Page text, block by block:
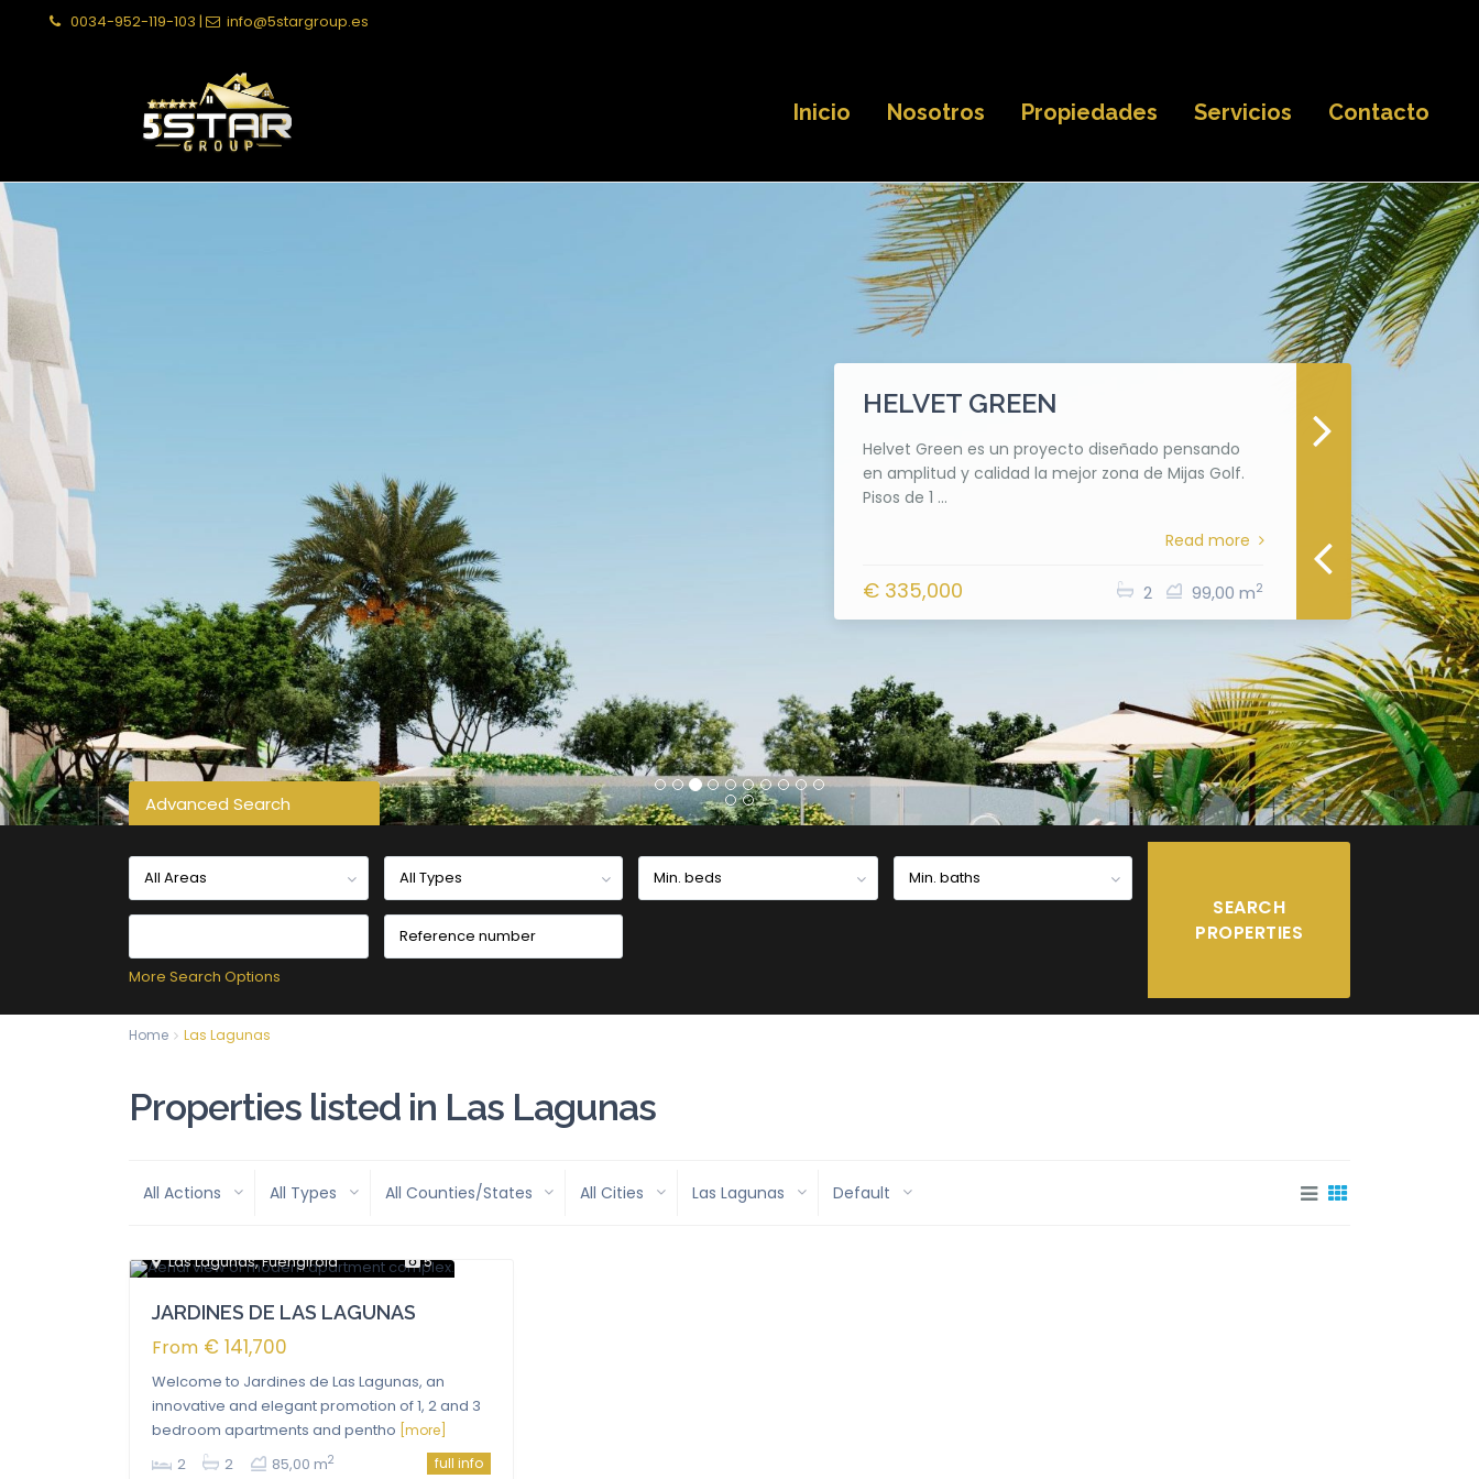
0034-952-119-103 | info@5stargroup.es
Inicio Nosotros Propiedades Servicios Contacto
HELVET GREEN
Helvet Green es un proyecto diseñado pensando
en amplitud y calidad la mejor zona de Mijas Golf.
Pisos de 1 ...
Read more
€ 335,000 2 99,00 m2
Advanced Search
All Areas All Types Min. beds Min. baths
More Search Options
Home Las Lagunas
Properties listed in Las Lagunas
All Actions All Types All Counties/States All Cities Las Lagunas Default
5
Las Lagunas,Fuengirola
JARDINES DE LAS LAGUNAS
From € 141,700
Welcome to Jardines de Las Lagunas, an
innovative and elegant promotion of 1, 2 and 3
bedroom apartments and pentho [more]
2 2 85,00 m2 full info